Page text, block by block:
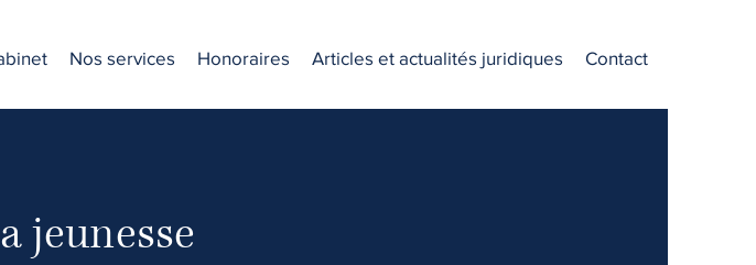
Nos services Honoraires Articles et actualités juridiques Contact
jeunesse